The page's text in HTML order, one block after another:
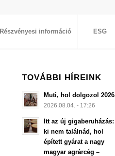
Részvényesi információ ESG
TOVÁBBI HÍREINK
Muti, hol dolgozol 2026
2026.08.04. - 17:26
Itt az új gigaberuházás:
ki nem találnád, hol
épített gyárat a nagy
magyar agrárcég –